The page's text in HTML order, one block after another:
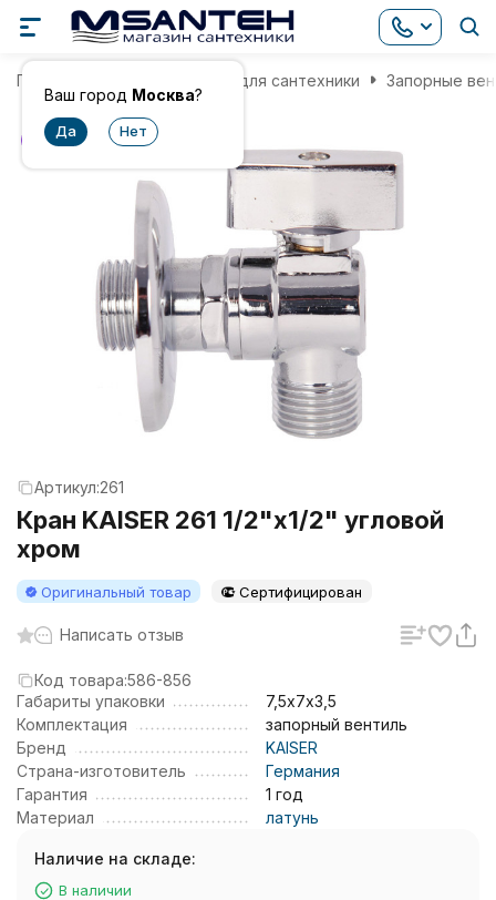
Ваш город Москва?
Главная Комплектующие для сантехники Запорные
хит
Артикул:261
Кран KAISER 261 1/2"х1/2" угловой
хром
Оригинальный товар Сертифицирован
Написать отзыв
Код товара:586-856
Габариты упаковки
7,5х7х3,5
Комплектация
запорный вентиль
Бренд
KAISER
Страна-изготовитель
Германия
Гарантия
1 год
Материал
латунь
Наличие на складе:
В наличии